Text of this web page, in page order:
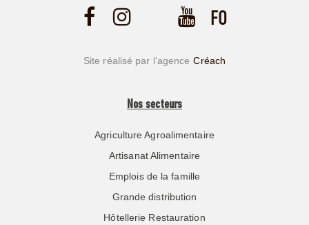
Site réalisé par l’agence Créach
Nos secteurs
Agriculture Agroalimentaire
Artisanat Alimentaire
Emplois de la famille
Grande distribution
Hôtellerie Restauration